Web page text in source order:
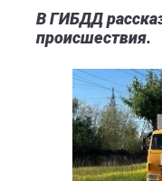
В ГИБДД
происшествия.